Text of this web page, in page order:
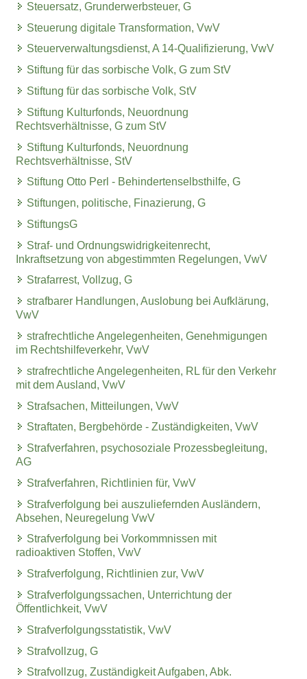
Steuersatz, Grunderwerbsteuer, G
Steuerung digitale Transformation, VwV
Steuerverwaltungsdienst, A 14-Qualifizierung, VwV
Stiftung für das sorbische Volk, G zum StV
Stiftung für das sorbische Volk, StV
Stiftung Kulturfonds, Neuordnung
Rechtsverhältnisse, G zum StV
Stiftung Kulturfonds, Neuordnung
Rechtsverhältnisse, StV
Stiftung Otto Perl - Behindertenselbsthilfe, G
Stiftungen, politische, Finazierung, G
StiftungsG
Straf- und Ordnungswidrigkeitenrecht,
Inkraftsetzung von abgestimmten Regelungen, VwV
Strafarrest, Vollzug, G
strafbarer Handlungen, Auslobung bei Aufklärung,
VwV
strafrechtliche Angelegenheiten, Genehmigungen
im Rechtshilfeverkehr, VwV
strafrechtliche Angelegenheiten, RL für den Verkehr
mit dem Ausland, VwV
Strafsachen, Mitteilungen, VwV
Straftaten, Bergbehörde - Zuständigkeiten, VwV
Strafverfahren, psychosoziale Prozessbegleitung,
AG
Strafverfahren, Richtlinien für, VwV
Strafverfolgung bei auszuliefernden Ausländern,
Absehen, Neuregelung VwV
Strafverfolgung bei Vorkommnissen mit
radioaktiven Stoffen, VwV
Strafverfolgung, Richtlinien zur, VwV
Strafverfolgungssachen, Unterrichtung der
Öffentlichkeit, VwV
Strafverfolgungsstatistik, VwV
Strafvollzug, G
Strafvollzug, Zuständigkeit Aufgaben, Abk.